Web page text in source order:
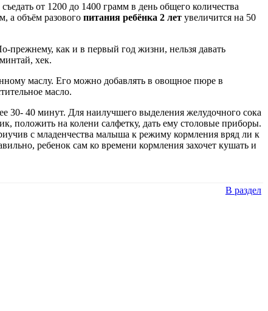
от 1200 до 1400 грамм в день общего количества
а объём разового питания ребёнка 2 лет увеличится на 50
как и в первый год жизни, нельзя давать
хек.
маслу. Его можно добавлять в овощное пюре в
масло.
30- 40 минут. Для наилучшего выделения желудочного сока
положить на колени салфетку, дать ему столовые приборы.
с младенчества малыша к режиму кормления вряд ли к
ребенок сам ко времени кормления захочет кушать и
В раздел